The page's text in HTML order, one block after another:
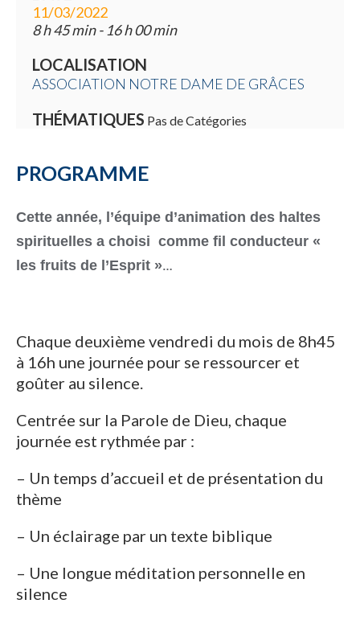
11/03/2022
8 h 45 min - 16 h 00 min
LOCALISATION
ASSOCIATION NOTRE DAME DE GRÂCES
THÉMATIQUES Pas de Catégories
PROGRAMME
Cette année, l’équipe d’animation des haltes
spirituelles a choisi comme fil conducteur «
les fruits de l’Esprit »…
Chaque deuxième vendredi du mois de 8h45
à 16h une journée pour se ressourcer et
goûter au silence.
Centrée sur la Parole de Dieu, chaque
journée est rythmée par :
– Un temps d’accueil et de présentation du
thème
– Un éclairage par un texte biblique
– Une longue méditation personnelle en
silence